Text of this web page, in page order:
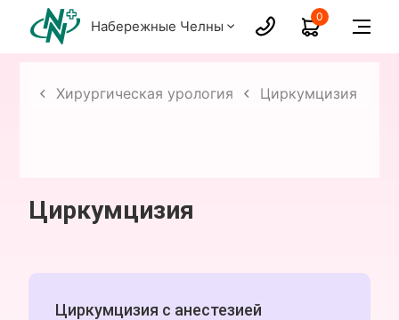
Набережные Челны
0
Хирургическая урология Циркумцизия
Циркумцизия
Циркумцизия с анестезией